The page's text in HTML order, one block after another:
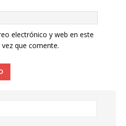
electrónico y web en este
que comente.